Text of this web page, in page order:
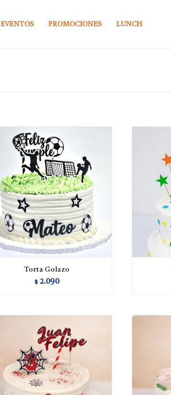
EVENTOS PROMOCIONES LUNCH
Torta Golazo
$ 2.090